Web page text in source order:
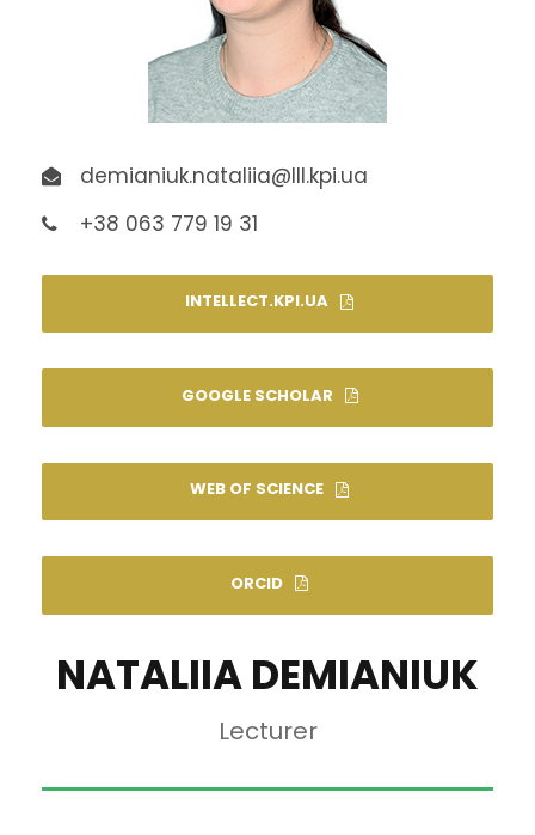
demianiuk.nataliia@lll.kpi.ua
+38 063 779 19 31
INTELLECT.KPI.UA
GOOGLE SCHOLAR
WEB OF SCIENCE
ORCID
NATALIIA DEMIANIUK
Lecturer